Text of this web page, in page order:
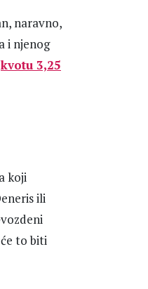
naravno,
i njenog
kvotu 3,25
koji
ili
to biti